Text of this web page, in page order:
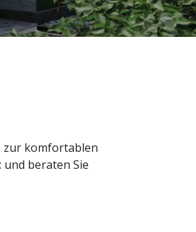
zur komfortablen
und beraten Sie